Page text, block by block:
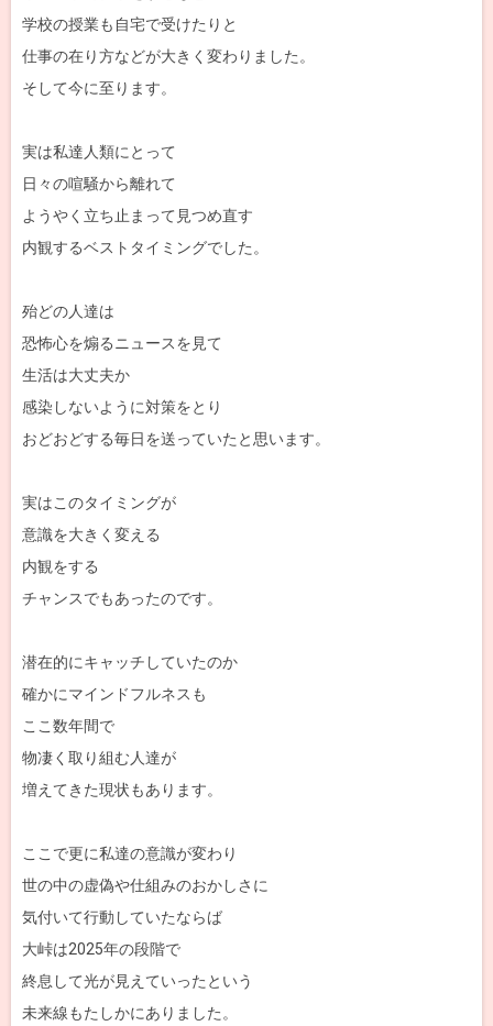
学校の授業も自宅で受けたりと
仕事の在り方などが大きく変わりました。
そして今に至ります。
実は私達人類にとって
日々の喧騒から離れて
ようやく立ち止まって見つめ直す
内観するベストタイミングでした。
殆どの人達は
恐怖心を煽るニュースを見て
生活は大丈夫か
感染しないように対策をとり
おどおどする毎日を送っていたと思います。
実はこのタイミングが
意識を大きく変える
内観をする
チャンスでもあったのです。
潜在的にキャッチしていたのか
確かにマインドフルネスも
ここ数年間で
物凄く取り組む人達が
増えてきた現状もあります。
ここで更に私達の意識が変わり
世の中の虚偽や仕組みのおかしさに
気付いて行動していたならば
大峠は2025年の段階で
終息して光が見えていったという
未来線もたしかにありました。